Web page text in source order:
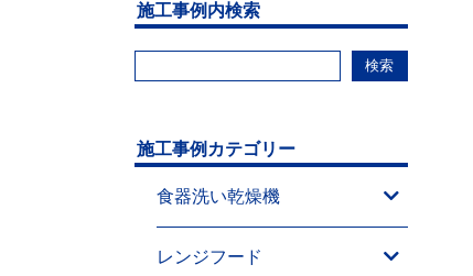
施工事例内検索
検索
施工事例カテゴリー
食器洗い乾燥機
レンジフード